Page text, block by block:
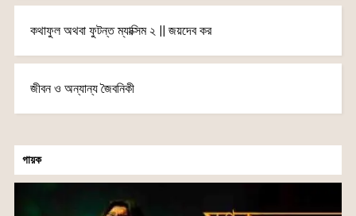
কথাফুল অথবা ফুটন্ত ম্যাক্সিম ২ || জয়দেব কর
জীবন ও অন্যান্য জৈবনিকী
গায়ক